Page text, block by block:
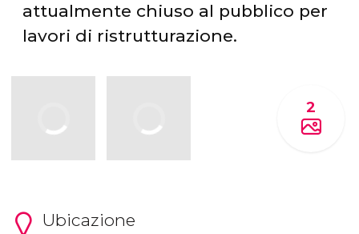
attualmente chiuso al pubblico per
lavori di ristrutturazione.
2
Ubicazione